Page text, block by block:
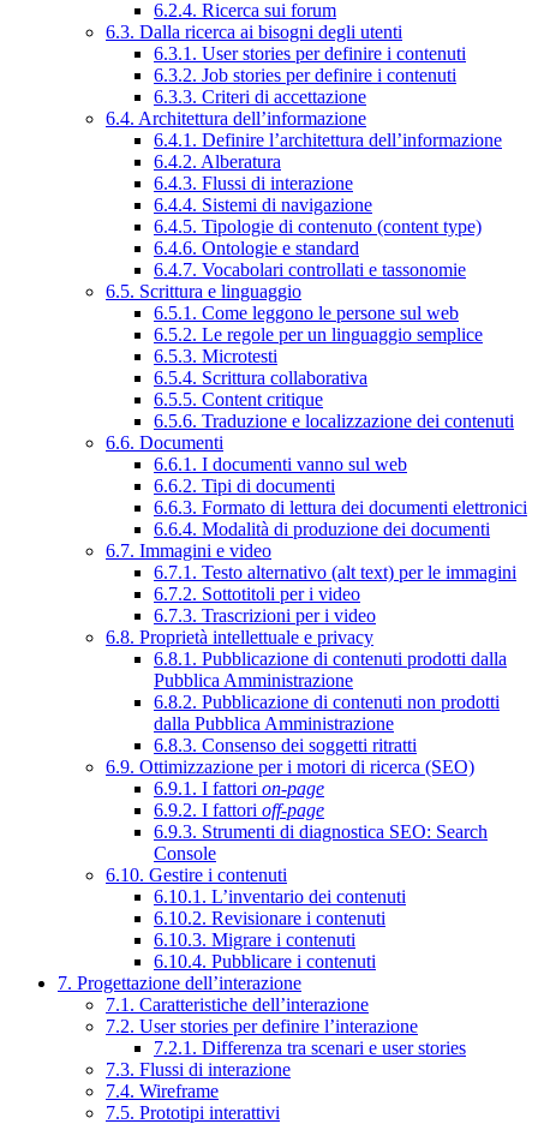
6.2.4. Ricerca sui forum
6.3. Dalla ricerca ai bisogni degli utenti
6.3.1. User stories per definire i contenuti
6.3.2. Job stories per definire i contenuti
6.3.3. Criteri di accettazione
6.4. Architettura dell’informazione
6.4.1. Definire l’architettura dell’informazione
6.4.2. Alberatura
6.4.3. Flussi di interazione
6.4.4. Sistemi di navigazione
6.4.5. Tipologie di contenuto (content type)
6.4.6. Ontologie e standard
6.4.7. Vocabolari controllati e tassonomie
6.5. Scrittura e linguaggio
6.5.1. Come leggono le persone sul web
6.5.2. Le regole per un linguaggio semplice
6.5.3. Microtesti
6.5.4. Scrittura collaborativa
6.5.5. Content critique
6.5.6. Traduzione e localizzazione dei contenuti
6.6. Documenti
6.6.1. I documenti vanno sul web
6.6.2. Tipi di documenti
6.6.3. Formato di lettura dei documenti elettronici
6.6.4. Modalità di produzione dei documenti
6.7. Immagini e video
6.7.1. Testo alternativo (alt text) per le immagini
6.7.2. Sottotitoli per i video
6.7.3. Trascrizioni per i video
6.8. Proprietà intellettuale e privacy
6.8.1. Pubblicazione di contenuti prodotti dalla
Pubblica Amministrazione
6.8.2. Pubblicazione di contenuti non prodotti
dalla Pubblica Amministrazione
6.8.3. Consenso dei soggetti ritratti
6.9. Ottimizzazione per i motori di ricerca (SEO)
6.9.1. I fattori on-page
6.9.2. I fattori off-page
6.9.3. Strumenti di diagnostica SEO: Search
Console
6.10. Gestire i contenuti
6.10.1. L’inventario dei contenuti
6.10.2. Revisionare i contenuti
6.10.3. Migrare i contenuti
6.10.4. Pubblicare i contenuti
7. Progettazione dell’interazione
7.1. Caratteristiche dell’interazione
7.2. User stories per definire l’interazione
7.2.1. Differenza tra scenari e user stories
7.3. Flussi di interazione
7.4. Wireframe
7.5. Prototipi interattivi